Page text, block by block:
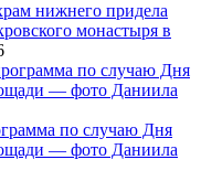
нижнего придела
монастыря в
по случаю Дня
— фото Даниила